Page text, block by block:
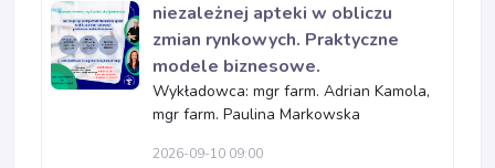
niezależnej apteki w obliczu
zmian rynkowych. Praktyczne
modele biznesowe.
Wykładowca: mgr farm. Adrian Kamola,
mgr farm. Paulina Markowska
2026-09-10 09:00